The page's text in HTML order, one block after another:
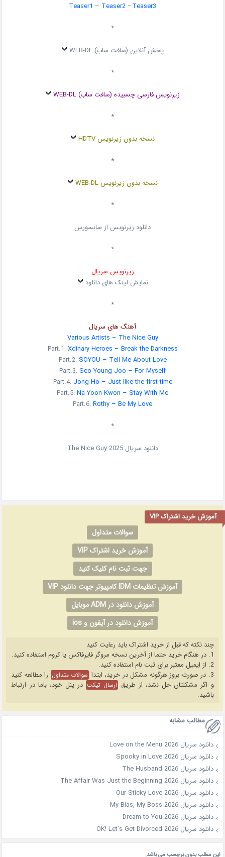
Teaser1 – Teaser2 –Teaser3
*
پخش آنلاین (سافت ساب) WEB-DL
*
زیرنویس فارسی چسبیده (سافت ساب) WEB-DL
*
نسخه بدون زیرنویس HDTV
*
نسخه بدون زیرنویس WEB-DL
*
دانلود زیرنویس از سابسورس
*
زیرنویس سریال
نمایش لینک های دانلود
*
آهنگ های سریال
Various Artists – The Nice Guy
Part.1:Xdinary Heroes – Break the Darkness
Part.2:SOYOU – Tell Me About Love
Part.3:Seo Young Joo – For Myself
Part.4: Jong Ho – Just like the first time
Part.5:Na Yoon Kwon – Stay With Me
Part.6:Rothy – Be My Love
*
دانلود سریال The Nice Guy 2025
.
آموزش خرید اشتراک VIP
سوالات متداول
آموزش خرید اشتراک VIP
جهت ثبت نام کلیک کنید
آموزش تنظیمات IDM کامپیوتر جهت دانلود VIP
آموزش دانلود در ADM موبایل
آموزش دانلود در آیفون و ios
چند نکته که قبل از خرید اشتراک باید رعایت کنید
1. در هنگام خرید حتما از آخرین نسخه مروگر فایرفاکس یا کروم استفاده کنید.
2. از ایمیل معتبر برای ثبت نام استفاده کنید.
3. در صورت بروز هرگونه مشکل در خرید، ابتدا
سوالات متداول را مطالعه کنید
و اگر مشکلتان حل نشد، از طریق ارسال تیکت در پنل خود، باما در ارتباط
باشید.
مطالب مشابه
دانلود سریال Love on the Menu 2026
دانلود سریال Spooky in Love 2026
دانلود سریال The Husband 2026
دانلود سریال The Affair Was Just the Beginning 2026
دانلود سریال Our Sticky Love 2026
دانلود سریال My Bias, My Boss 2026
دانلود سریال Dream to You 2026
دانلود سریال OK! Let’s Get Divorced 2026
این مطلب بدون برچسب می باشد.